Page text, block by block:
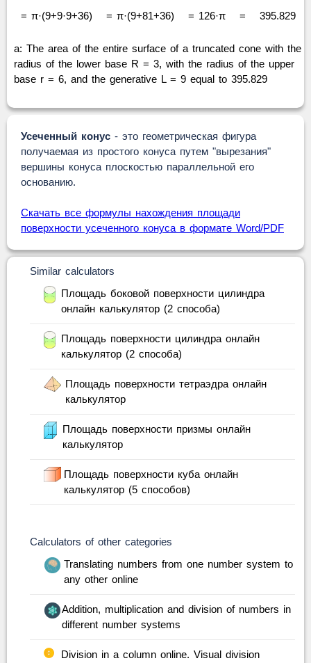
= π·(9+9·9+36) = π·(9+81+36) = 126·π = 395.829
a: The area of the entire surface of a truncated cone with the
radius of the lower base R = 3, with the radius of the upper
base r = 6, and the generative L = 9 equal to 395.829
Усеченный конус - это геометрическая фигура
получаемая из простого конуса путем "вырезания"
вершины конуса плоскостью параллельной его
основанию.
Скачать все формулы нахождения площади
поверхности усеченного конуса в формате Word/PDF
Similar calculators
Площадь боковой поверхности цилиндра
онлайн калькулятор (2 способа)
Площадь поверхности цилиндра онлайн
калькулятор (2 способа)
Площадь поверхности тетраэдра онлайн
калькулятор
Площадь поверхности призмы онлайн
калькулятор
Площадь поверхности куба онлайн
калькулятор (5 способов)
Calculators of other categories
Translating numbers from one number system to
any other online
Addition, multiplication and division of numbers in
different number systems
Division in a column online. Visual division